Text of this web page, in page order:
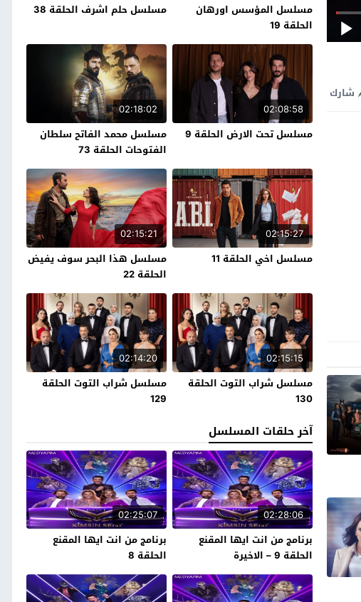
شارك
مسلسل المؤسس اورهان
الحلقة 19
مسلسل حلم اشرف الحلقة 38
02:08:58
مسلسل تحت الارض الحلقة 9
02:18:02
مسلسل محمد الفاتح سلطان
الفتوحات الحلقة 73
02:15:27
مسلسل اخي الحلقة 11
02:15:21
مسلسل هذا البحر سوف يفيض
الحلقة 22
02:15:15
مسلسل شراب التوت الحلقة
130
02:14:20
مسلسل شراب التوت الحلقة
129
آخر حلقات المسلسل
02:28:06
برنامج من انت ايها المقنع
الحلقة 9 – الاخيرة
02:25:07
برنامج من انت ايها المقنع
الحلقة 8